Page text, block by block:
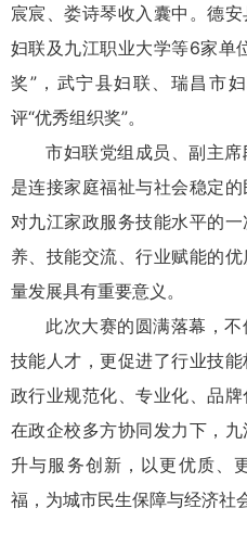
宸宸、娄诗琴收入囊中。德
妇联及九江职业大学等6家单
奖”，武宁县妇联、瑞昌市
评“优秀组织奖”。
市妇联党组成员、副主
是连接家庭福祉与社会稳定
对九江家政服务技能水平的
养、技能交流、行业赋能的
量发展具有重要意义。
此次大赛的圆满落幕，
技能人才，更促进了行业技
政行业规范化、专业化、品
在政企校多方协同发力下，
升与服务创新，以更优质、
福，为城市民生保障与经济社